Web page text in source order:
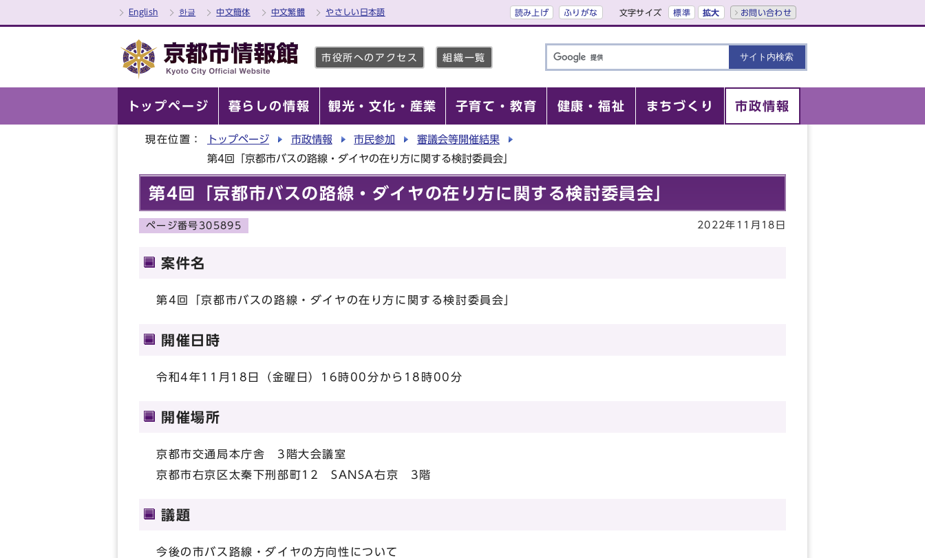
English 한글 中文簡体 中文繁體 やさしい日本語 読み上げ ふりがな 文字サイズ 標準 拡大 お問い合わせ
市役所へのアクセス 組織一覧
トップページ 暮らしの情報 観光・文化・産業 子育て・教育 健康・福祉 まちづくり 市政情報
現在位置： トップページ 市政情報 市民参加
審議会等開催結果
第4回「京都市バスの路線・ダイヤの在り方に関する検討委員会」
第4回「京都市バスの路線・ダイヤの在り方に関する検討委員会」
ページ番号305895 2022年11月18日
案件名
第4回「京都市バスの路線・ダイヤの在り方に関する検討委員会」
開催日時
令和4年11月18日（金曜日）16時00分から18時00分
開催場所
京都市交通局本庁舎 3階大会議室
京都市右京区太秦下刑部町12 SANSA右京 3階
議題
今後の市バス路線・ダイヤの方向性について